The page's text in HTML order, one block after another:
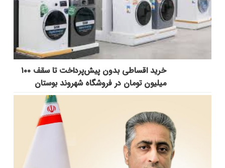
خرید اقساطی بدون پیش‌پرداخت تا سقف ۱۰۰
میلیون تومان در فروشگاه شهروند بوستان